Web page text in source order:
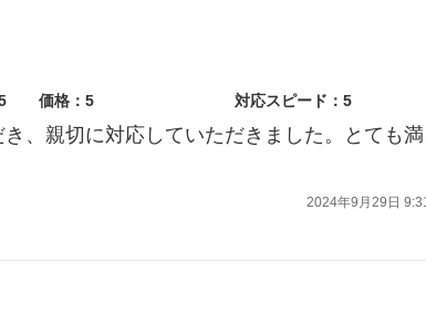
価格：5 対応スピード：5
、親切に対応していただきました。とても満
2024年9月29日